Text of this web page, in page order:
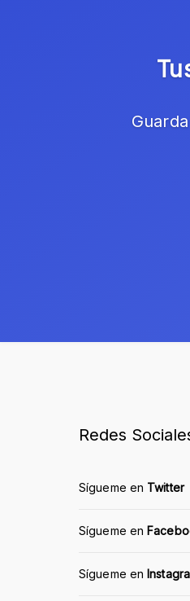
Redes
Sígueme en Twitter
Sígueme en
Sígueme en